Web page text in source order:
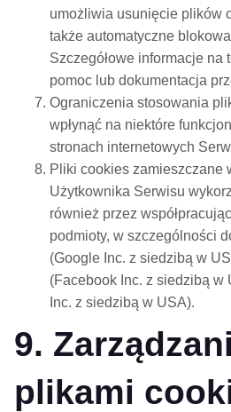
umożliwia usunięcie plików
także automatyczne
Szczegółowe informacje na
pomoc lub dokumentacja
Ograniczenia stosowania
wpłynąć na niektóre
stronach internetowych
Pliki cookies zamieszczane
Użytkownika Serwisu
również przez
podmioty, w szczególności
(Google Inc. z siedzibą w
(Facebook Inc. z siedzibą w
Inc. z siedzibą w USA).
9.
plikami